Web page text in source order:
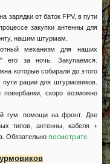
зарядки от баток FPV, в пути
закупки антенны для
нашим штурмам.
механизм для наших
его за ночь. Закупаемся.
которые собирали до этого
рации для штурмовиков.
скоро возможно
гум. помощи на фронт. Две
типов, антенны, кабеля +
Обязательно посмотрите